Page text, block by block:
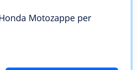
Motozappe per